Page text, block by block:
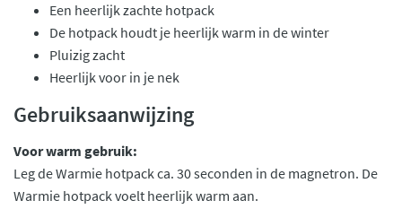
Een heerlijk zachte hotpack
De hotpack houdt je heerlijk warm in de winter
Pluizig zacht
Heerlijk voor in je nek
Gebruiksaanwijzing
Voor warm gebruik:
Leg de Warmie hotpack ca. 30 seconden in de magnetron. De
Warmie hotpack voelt heerlijk warm aan.